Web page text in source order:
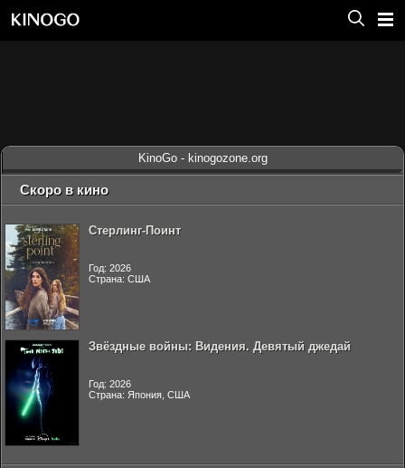
KinoGo - kinogozone.org
Скоро в кино
Стерлинг-Поинт
Год: 2026
Страна: США
Звёздные войны: Видения. Девятый джедай
Год: 2026
Страна: Япония, США